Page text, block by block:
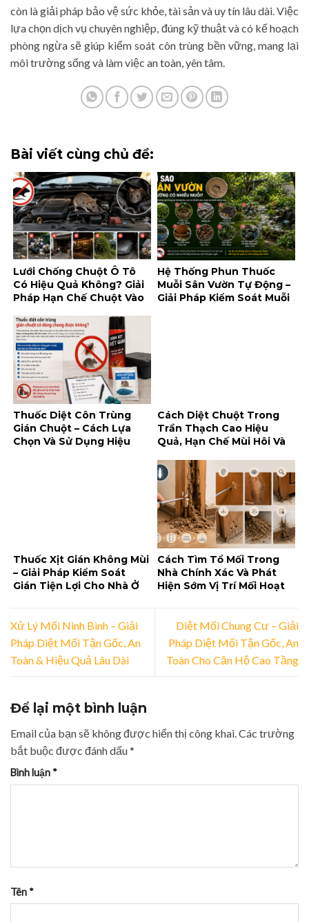
còn là giải pháp bảo vệ sức khỏe, tài sản và uy tín lâu dài. Việc
lựa chọn dịch vụ chuyên nghiệp, đúng kỹ thuật và có kế hoạch
phòng ngừa sẽ giúp kiểm soát côn trùng bền vững, mang lại
môi trường sống và làm việc an toàn, yên tâm.
Bài viết cùng chủ đề:
Lưới Chống Chuột Ô Tô
Có Hiệu Quả Không? Giải
Pháp Hạn Chế Chuột Vào
Hệ Thống Phun Thuốc
Muỗi Sân Vườn Tự Động –
Giải Pháp Kiểm Soát Muỗi
Thuốc Diệt Côn Trùng
Gián Chuột – Cách Lựa
Chọn Và Sử Dụng Hiệu
Cách Diệt Chuột Trong
Trần Thạch Cao Hiệu
Quả, Hạn Chế Mùi Hôi Và
Thuốc Xịt Gián Không Mùi
– Giải Pháp Kiểm Soát
Gián Tiện Lợi Cho Nhà Ở
Cách Tìm Tổ Mối Trong
Nhà Chính Xác Và Phát
Hiện Sớm Vị Trí Mối Hoạt
Xử Lý Mối Ninh Bình – Giải
Pháp Diệt Mối Tận Gốc, An
Toàn & Hiệu Quả Lâu Dài
Diệt Mối Chung Cư – Giải
Pháp Diệt Mối Tận Gốc, An
Toàn Cho Căn Hộ Cao Tầng
Để lại một bình luận
Email của bạn sẽ không được hiển thị công khai.Các trường
bắt buộc được đánh dấu*
Bình luận *
Tên *